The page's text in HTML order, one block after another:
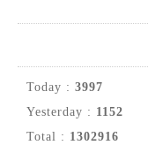
Today : 3997
Yesterday : 1152
Total : 1302916